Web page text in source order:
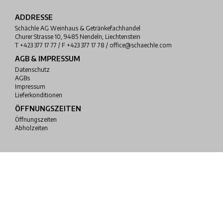
ADDRESSE
Schächle AG Weinhaus & Getränkefachhandel
Churer Strasse 10, 9485 Nendeln, Liechtenstein
T +423 377 17 77 / F +423 377 17 78 / office@schaechle.com
AGB & IMPRESSUM
Datenschutz
AGBs
Impressum
Lieferkonditionen
ÖFFNUNGSZEITEN
Öffnungszeiten
Abholzeiten